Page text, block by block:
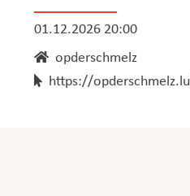
01.12.2026 20:00
opderschmelz
https://